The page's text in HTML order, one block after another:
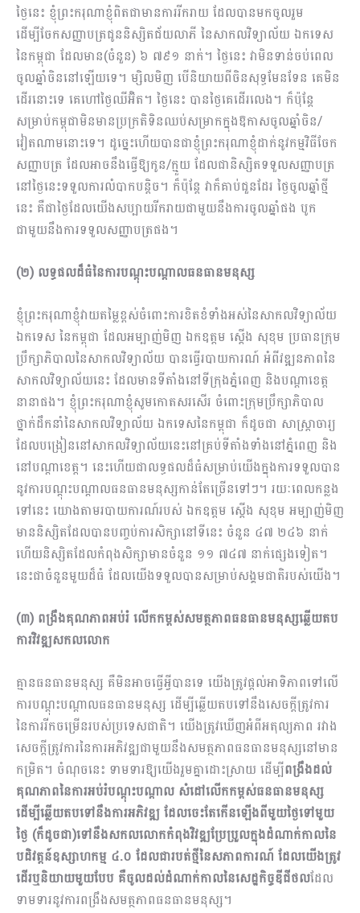
ថ្ងៃនេះ ខ្ញុំព្រះករុណាខ្ញុំពិតជាមានការរីករាយ ដែលបានមកចូលរួម
ដើម្បីចែកសញ្ញាបត្រជូននិស្សិតជ័យលាភី នៃសាកលវិទ្យាល័យ ឯកទេស
នៃកម្ពុជា ដែលមាន(ចំនួន) ៦ ៧៩១ នាក់។ ថ្ងៃនេះ វាមិនទាន់ចប់ពេល
ចូលឆ្នាំចិននៅឡើយទេ។ ម្សិលមិញ បើនិយាយពីចិនសុទ្ធមែនទែន គេមិន
ដើរនោះទេ គេហៅថ្ងៃឈីអ៊ិត។ ថ្ងៃនេះ បានថ្ងៃគេដើរលេង។ ក៏ប៉ុន្តែ
សម្រាប់កម្ពុជាមិនមានប្រក្រតិទិនឈប់សម្រាកក្នុងឱកាសចូលឆ្នាំចិន/
វៀតណាមនោះទេ។ ដូច្នេះហើយបានជាខ្ញុំព្រះករុណាខ្ញុំដាក់នូវកម្មវិធី​ចែក
សញ្ញាបត្រ ដែលអាចនឹងធ្វើឱ្យ​កូន​/ក្មួយ ដែលជានិស្សិតទទួលសញ្ញាបត្រ
នៅថ្ងៃនេះទទួលការលំបាកបន្តិច។ ក៏ប៉ុន្តែ វាក៏គាប់ជួនដែរ ថ្ងៃចូលឆ្នាំថ្មី
នេះ គឺជាថ្ងៃដែលយើងសប្បាយរីករាយជាមួយនឹងការចូលឆ្នាំផង បូក
ជាមួយនឹងការទទួលសញ្ញាបត្រផង​។
(២) លទ្ធផលដ៏ធំនៃការបណ្តុះបណ្តាលធនធានមនុស្ស
ខ្ញុំព្រះករុណាខ្ញុំវាយតម្លៃខ្ពស់ចំពោះការខិតខំទាំងអស់នៃសាកលវិទ្យាល័យ
ឯកទេស នៃកម្ពុជា ដែលអម្បាញ់មិញ ឯកឧត្ដម ​ស្ដើង សុខុម ប្រធានក្រុម
ប្រឹក្សាភិបាលនៃសាកលវិទ្យាល័យ បានធ្វើរបាយការណ៍ អំពីវឌ្ឍនភាពនៃ
សាកលវិទ្យាល័យនេះ ដែលមានទីតាំងនៅទីក្រុងភ្នំពេញ និងបណ្ដាខេត្ត
នានាផង។ ខ្ញុំព្រះករុណាខ្ញុំសូមកោតសរសើរ ចំពោះក្រុមប្រឹក្សាភិបាល
ថ្នាក់ដឹកនាំនៃសាកលវិទ្យាល័យ ឯកទេសនៃកម្ពុជា ក៏ដូចជា សាស្រ្តាចារ្យ
ដែលបង្រៀននៅសាកលវិទ្យាល័យនេះនៅគ្រប់ទីតាំងទាំងនៅភ្នំពេញ និង
នៅបណ្ដាខេត្ត។ នេះហើយជាលទ្ធផលដ៏ធំសម្រាប់យើងក្នុងការទទួលបាន
នូវការបណ្ដុះបណ្ដាលធនធានមនុស្សកាន់តែច្រើនទៅៗ។ រយៈពេលកន្លង
ទៅនេះ យោងតាមរបាយការណ៍របស់ ឯកឧត្ដម ស្ដើង សុខុម អម្បាញ់​មិញ
មាននិស្សិតដែលបានបញ្ចប់ការសិក្សានៅទីនេះ​ ចំនួន ៤៧ ២៤៦ នាក់
ហើយនិស្សិតដែលកំពុងសិក្សាមានចំនួន ១១ ៧៤៧ នាក់ផ្សេងទៀត។
នេះជាចំនួនមួយដ៏ធំ ដែលយើងទទួលបានសម្រាប់សង្គមជាតិរបស់យើង។
(៣) ពង្រឹងគុណភាពអប់រំ លើកកម្ពស់សមត្ថភាពធនធានមនុស្សឆ្លើយតប
ការវិវឌ្ឍសកលលោក
គ្មានធនធានមនុស្ស គឺមិនអាចធ្វើអ្វីបានទេ យើងត្រូវផ្ដល់អាទិភាពទៅលើ
ការបណ្ដុះបណ្ដាលធនធានមនុស្ស ដើម្បីឆ្លើយតបទៅនឹងសេចក្ដីត្រូវការ
នៃការរីកចម្រើនរបស់ប្រទេសជាតិ។ យើងត្រូវឃើញអំពីអតុល្យភាព រវាង
សេចក្ដីត្រូវការនៃការអភិវឌ្ឍជាមួយនឹងសមត្ថភាពធនធានមនុស្សនៅមាន
កម្រិត។ ចំណុចនេះ ទាមទារឱ្យយើងរួមគ្នាដោះស្រាយ ដើម្បីពង្រឹងដល់
គុណភាព​នៃការអប់រំបណ្ដុះបណ្ដាល សំដៅលើកកម្ពស់ធនធានមនុស្ស
ដើម្បីឆ្លើយតបទៅនឹងការអភិវឌ្ឍ ដែលចេះតែកើនឡើងពីមួយថ្ងៃទៅមួយ
ថ្ងៃ (ក៏ដូចជា)ទៅនឹងសកលលោកកំពុងវិវឌ្ឍប្រែប្រួលក្នុងដំណាក់កាលនៃ
បដិវត្តន៍ឧស្សាហកម្ម ៤.០ ដែលជារបត់ថ្មីនៃសភាពការណ៍ ដែលយើងត្រូវ
ដើរឬនិយាយមួយបែប គឺចូលដល់ដំណាក់កាលនៃសេដ្ឋកិច្ចឌីជីថលដែល
ទាមទារនូវការពង្រឹងសមត្ថភាពធនធានមនុស្ស។